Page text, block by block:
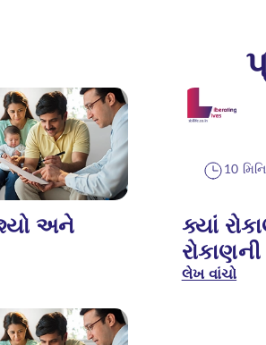
અને
10
ક્યાં
રોકાણની
લેખ વાંચો